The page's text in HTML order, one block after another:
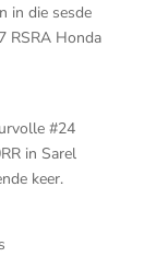
in die sesde
RSRA Honda
#24
in Sarel
keer.